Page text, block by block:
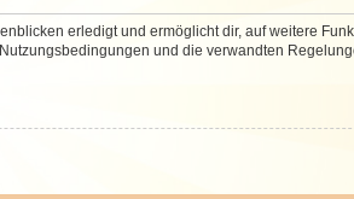
erledigt und ermöglicht dir, auf weitere
und die verwandten